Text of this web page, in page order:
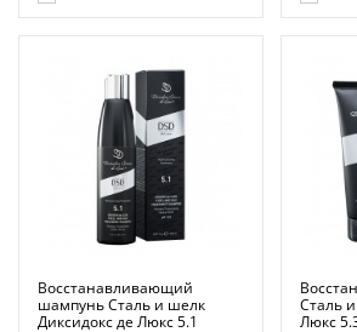
Восстанавливающий
шампунь Сталь и шелк
Диксидокс де Люкс 5.1
Сталь
Люкс